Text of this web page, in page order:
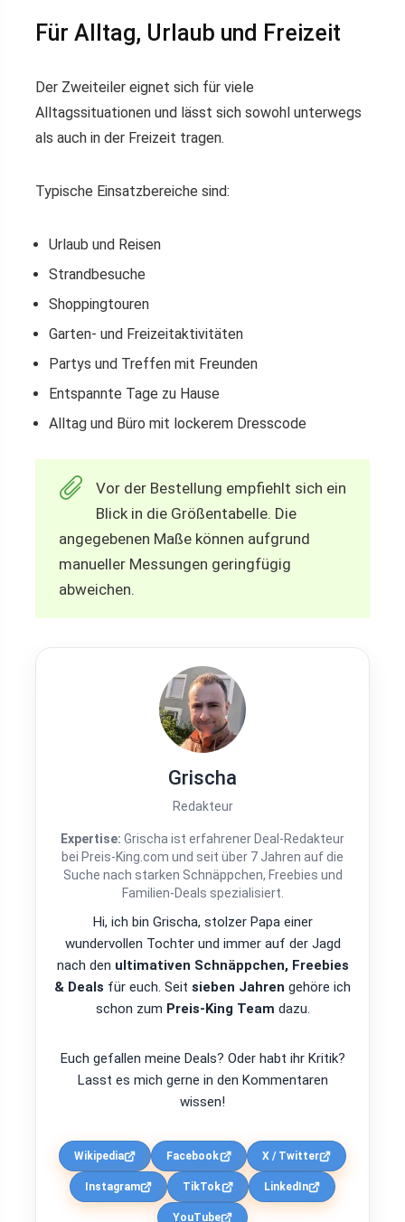
Für Alltag, Urlaub und Freizeit
Der Zweiteiler eignet sich für viele
Alltagssituationen und lässt sich sowohl unterwegs
als auch in der Freizeit tragen.
Typische Einsatzbereiche sind:
Urlaub und Reisen
Strandbesuche
Shoppingtouren
Garten- und Freizeitaktivitäten
Partys und Treffen mit Freunden
Entspannte Tage zu Hause
Alltag und Büro mit lockerem Dresscode
Vor der Bestellung empfiehlt sich ein
Blick in die Größentabelle. Die
angegebenen Maße können aufgrund
manueller Messungen geringfügig
abweichen.
Grischa
Redakteur
Expertise: Grischa ist erfahrener Deal-Redakteur
bei Preis-King.com und seit über 7 Jahren auf die
Suche nach starken Schnäppchen, Freebies und
Familien-Deals spezialisiert.
Hi, ich bin Grischa, stolzer Papa einer
wundervollen Tochter und immer auf der Jagd
nach den ultimativen Schnäppchen, Freebies
& Deals für euch. Seit sieben Jahren gehöre ich
schon zum Preis-King Team dazu.
Euch gefallen meine Deals? Oder habt ihr Kritik?
Lasst es mich gerne in den Kommentaren
wissen!
Wikipedia Facebook X / Twitter
Instagram TikTok LinkedIn
YouTube